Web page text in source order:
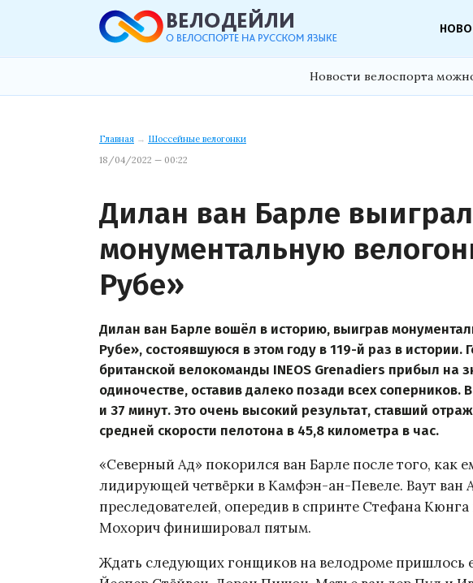
Новости велоспорта
Главная → Шоссейные велогонки
18/04/2022 — 00:22
Дилан ван Барле выиграл
монументальную
Рубе»
Дилан ван Барле вошёл в историю, выиграв
Рубе», состоявшуюся в этом году в 119-й раз в истории.
британской велокоманды INEOS Grenadiers прибыл на
одиночестве, оставив далеко позади всех соперников.
и 37 минут. Это очень высокий результат, ставший
средней скорости пелотона в 45,8 километра в час.
«Северный Ад» покорился ван Барле после того, как
лидирующей четвёрки в Камфэн-ан-Певеле. Ваут ван
преследователей, опередив в спринте Стефана
Мохорич финишировал пятым.
Ждать следующих гонщиков на велодроме пришлось